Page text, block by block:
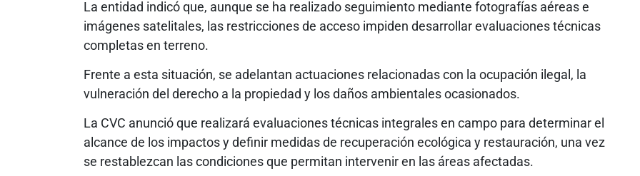
La entidad indicó que, aunque se ha realizado seguimiento mediante fotografías aéreas e
imágenes satelitales, las restricciones de acceso impiden desarrollar evaluaciones técnicas
completas en terreno.
Frente a esta situación, se adelantan actuaciones relacionadas con la ocupación ilegal, la
vulneración del derecho a la propiedad y los daños ambientales ocasionados.
La CVC anunció que realizará evaluaciones técnicas integrales en campo para determinar el
alcance de los impactos y definir medidas de recuperación ecológica y restauración, una vez
se restablezcan las condiciones que permitan intervenir en las áreas afectadas.